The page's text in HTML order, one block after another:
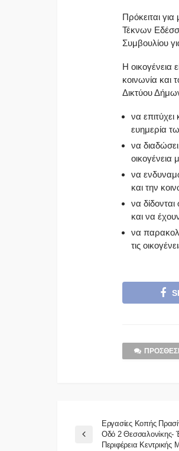
Πρόκειται
Τέκνων
Συμβουλίου
Η οικογένεια
κοινωνία και
Δικτύου
να
ευημερία
να
οικογένεια
να
και την
να
και να
να
τις
Εργασίες Κοπής
Οδό 2 Θεσσαλονίκης-
Περιφέρεια Κεντρικής